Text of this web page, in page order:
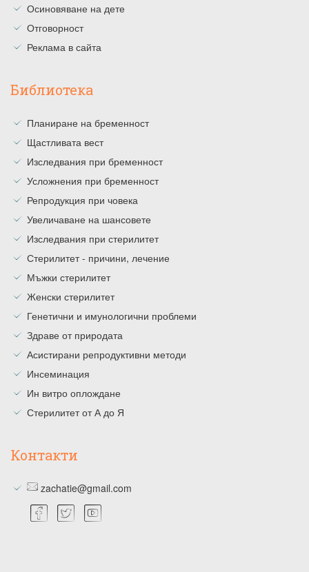
Осиновяване на дете
Отговорност
Реклама в сайта
Библиотека
Планиране на бременност
Щастливата вест
Изследвания при бременност
Усложнения при бременност
Репродукция при човека
Увеличаване на шансовете
Изследвания при стерилитет
Стерилитет - причини, лечение
Мъжки стерилитет
Женски стерилитет
Генетични и имунологични проблеми
Здраве от природата
Асистирани репродуктивни методи
Инсеминация
Ин витро оплождане
Стерилитет от А до Я
Контакти
zachatie@gmail.com